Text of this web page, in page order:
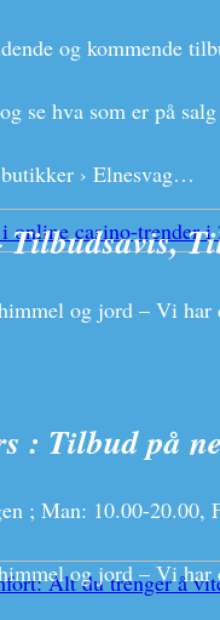
online casino-trender i
Alt du trenger å
og kommende
se hva som er på
› Elnesvag…
Tilbudsavis,
og jord – Vi
: Tilbud på
; Man: 10.00-
og jord – Vi